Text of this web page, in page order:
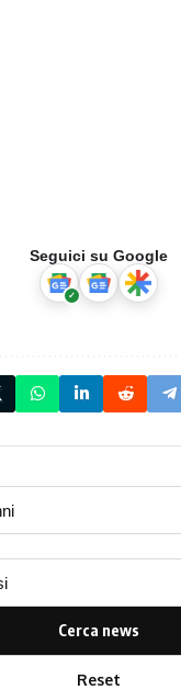
Seguici su Google
Cerca news
Reset